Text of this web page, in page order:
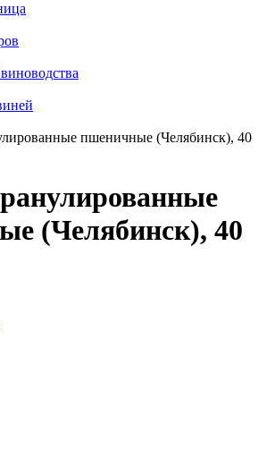
пшеничные (Челябинск), 40
(Челябинск), 40